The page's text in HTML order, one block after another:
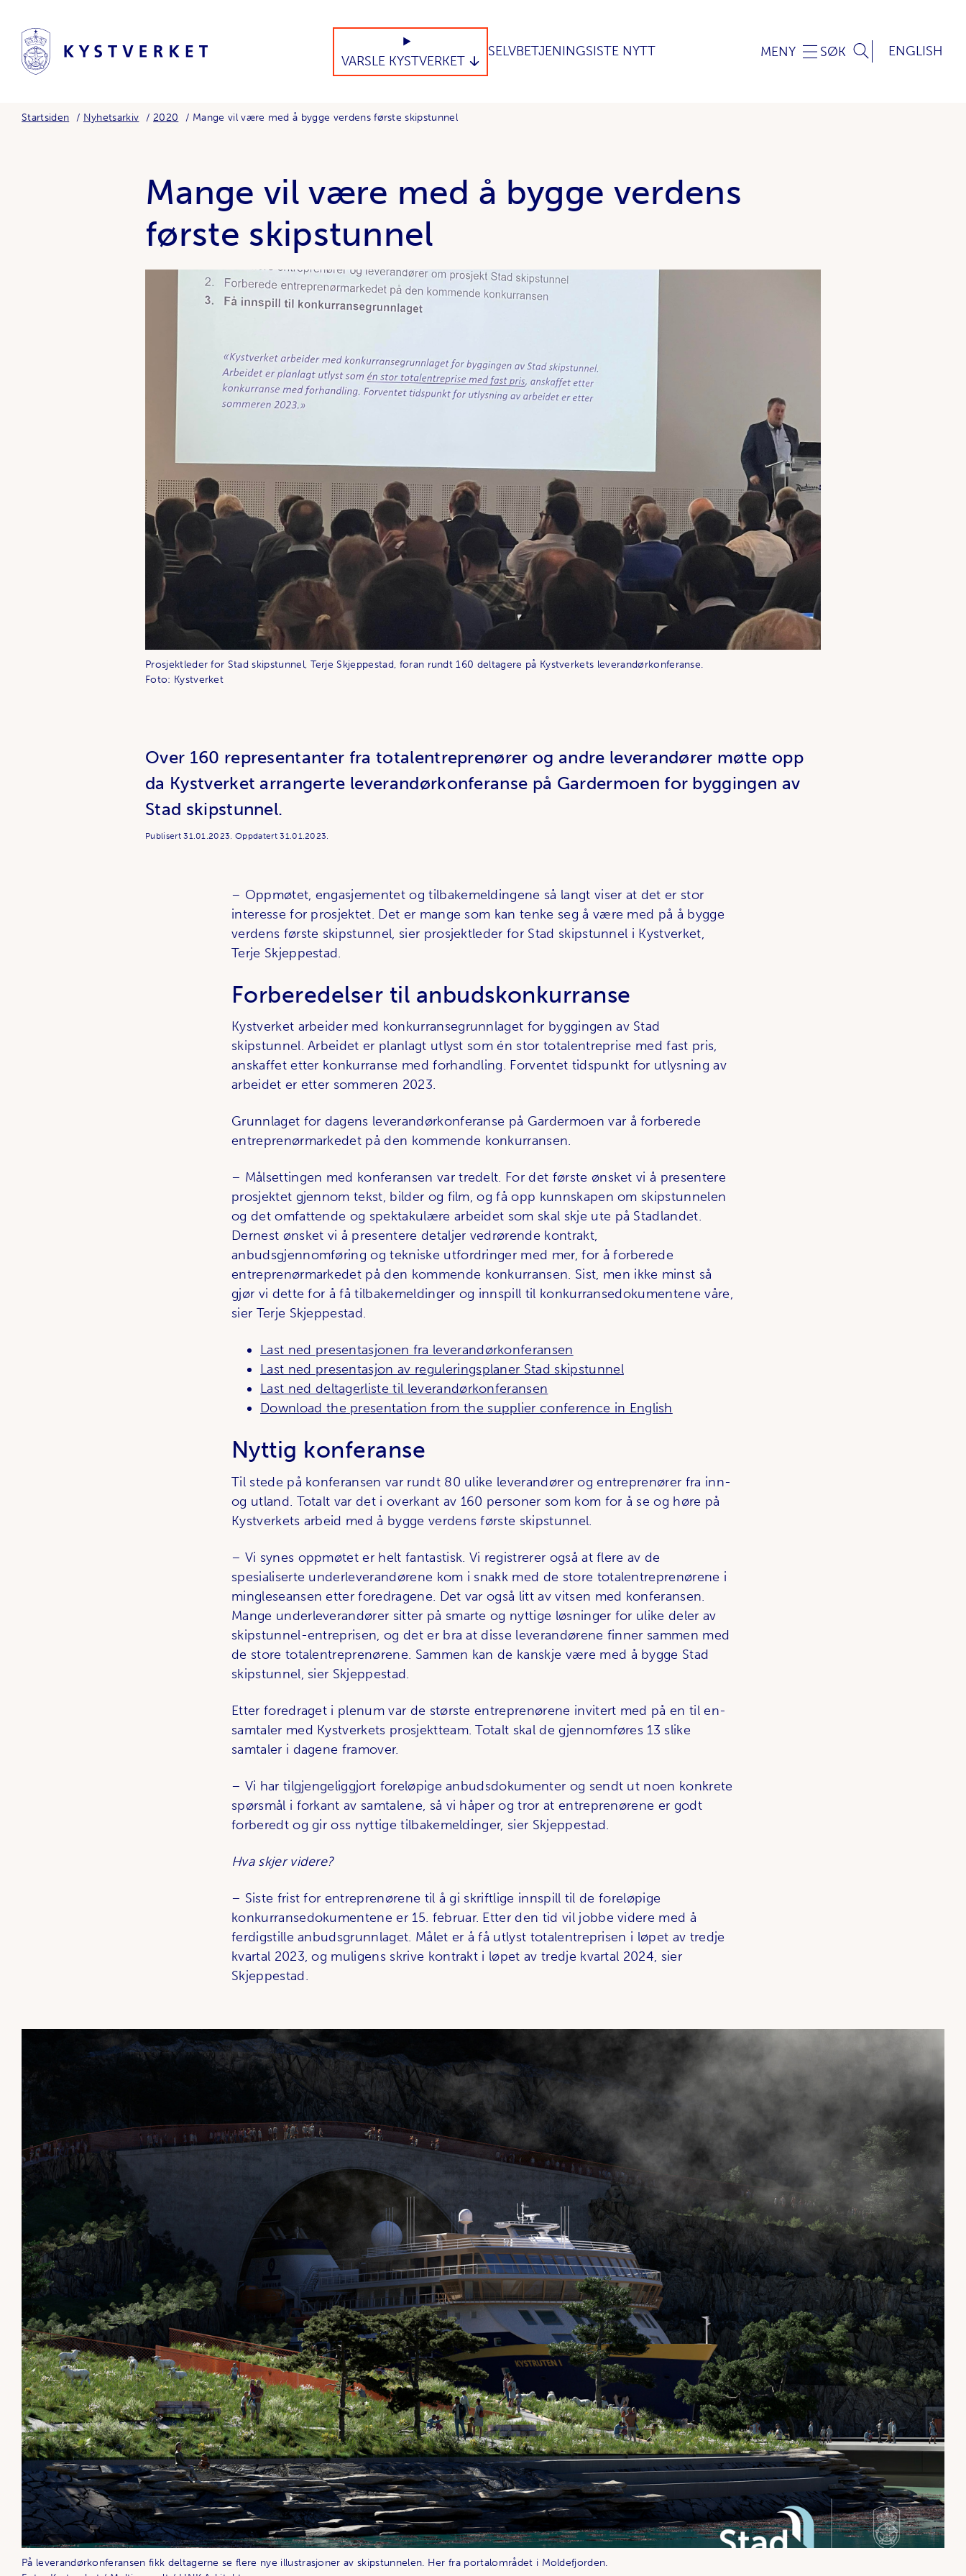
VARSLE KYSTVERKET
SELVBETJENINGSISTE NYTT MENY SØK ENGLISH
Startsiden Nyhetsarkiv 2020 Mange vil være med å bygge verdens første skipstunnel
Mange vil være med å bygge verdens
første skipstunnel
Prosjektleder for Stad skipstunnel, Terje Skjeppestad, foran rundt 160 deltagere på Kystverkets leverandørkonferanse.
Foto: Kystverket
Over 160 representanter fra totalentreprenører og andre leverandører møtte opp
da Kystverket arrangerte leverandørkonferanse på Gardermoen for byggingen av
Stad skipstunnel.
Publisert31.01.2023.Oppdatert31.01.2023.
– Oppmøtet, engasjementet og tilbakemeldingene så langt viser at det er stor
interesse for prosjektet. Det er mange som kan tenke seg å være med på å bygge
verdens første skipstunnel, sier prosjektleder for Stad skipstunnel i Kystverket,
Terje Skjeppestad.
Forberedelser til anbudskonkurranse
Kystverket arbeider med konkurransegrunnlaget for byggingen av Stad
skipstunnel. Arbeidet er planlagt utlyst som én stor totalentreprise med fast pris,
anskaffet etter konkurranse med forhandling. Forventet tidspunkt for utlysning av
arbeidet er etter sommeren 2023.
Grunnlaget for dagens leverandørkonferanse på Gardermoen var å forberede
entreprenørmarkedet på den kommende konkurransen.
– Målsettingen med konferansen var tredelt. For det første ønsket vi å presentere
prosjektet gjennom tekst, bilder og film, og få opp kunnskapen om skipstunnelen
og det omfattende og spektakulære arbeidet som skal skje ute på Stadlandet.
Dernest ønsket vi å presentere detaljer vedrørende kontrakt,
anbudsgjennomføring og tekniske utfordringer med mer, for å forberede
entreprenørmarkedet på den kommende konkurransen. Sist, men ikke minst så
gjør vi dette for å få tilbakemeldinger og innspill til konkurransedokumentene våre,
sier Terje Skjeppestad.
Last ned presentasjonen fra leverandørkonferansen
Last ned presentasjon av reguleringsplaner Stad skipstunnel
Last ned deltagerliste til leverandørkonferansen
Download the presentation from the supplier conference in English
Nyttig konferanse
Til stede på konferansen var rundt 80 ulike leverandører og entreprenører fra inn-
og utland. Totalt var det i overkant av 160 personer som kom for å se og høre på
Kystverkets arbeid med å bygge verdens første skipstunnel.
– Vi synes oppmøtet er helt fantastisk. Vi registrerer også at flere av de
spesialiserte underleverandørene kom i snakk med de store totalentreprenørene i
mingleseansen etter foredragene. Det var også litt av vitsen med konferansen.
Mange underleverandører sitter på smarte og nyttige løsninger for ulike deler av
skipstunnel-entreprisen, og det er bra at disse leverandørene finner sammen med
de store totalentreprenørene. Sammen kan de kanskje være med å bygge Stad
skipstunnel, sier Skjeppestad.
Etter foredraget i plenum var de største entreprenørene invitert med på en til en-
samtaler med Kystverkets prosjektteam. Totalt skal de gjennomføres 13 slike
samtaler i dagene framover.
– Vi har tilgjengeliggjort foreløpige anbudsdokumenter og sendt ut noen konkrete
spørsmål i forkant av samtalene, så vi håper og tror at entreprenørene er godt
forberedt og gir oss nyttige tilbakemeldinger, sier Skjeppestad.
Hva skjer videre?
– Siste frist for entreprenørene til å gi skriftlige innspill til de foreløpige
konkurransedokumentene er 15. februar. Etter den tid vil jobbe videre med å
ferdigstille anbudsgrunnlaget. Målet er å få utlyst totalentreprisen i løpet av tredje
kvartal 2023, og muligens skrive kontrakt i løpet av tredje kvartal 2024, sier
Skjeppestad.
På leverandørkonferansen fikk deltagerne se flere nye illustrasjoner av skipstunnelen. Her fra portalområdet i Moldefjorden.